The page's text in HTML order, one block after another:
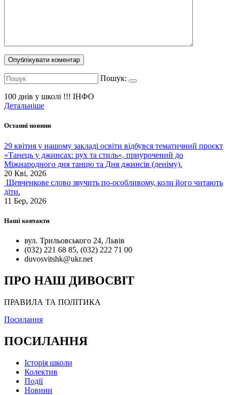
Пошук:
100 днів у школі !!! ІНФО
Детальніше
Останні новини
29 квітня у нашому закладі освіти відбувся тематичний проєкт
«Танець у джинсах: рух та стиль», приурочений до
Міжнародного дня танцю та Дня джинсів (деніму).
20 Кві, 2026
Шевченкове слово звучить по-особливому, коли його читають
діти.
11 Бер, 2026
Наші контакти
вул. Трильовського 24, Львів
(032) 221 68 85, (032) 222 71 00
duvosvitshk@ukr.net
ПРО НАШ ДИВОСВІТ
ПРАВИЛА ТА ПОЛІТИКА
Посилання
ПОСИЛАННЯ
Історія школи
Колектив
Події
Новини